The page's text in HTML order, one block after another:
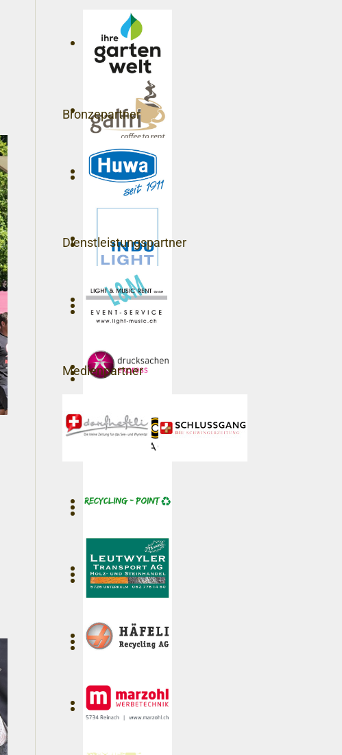
Bronzepartner
Dienstleistungspartner
Medienpartner